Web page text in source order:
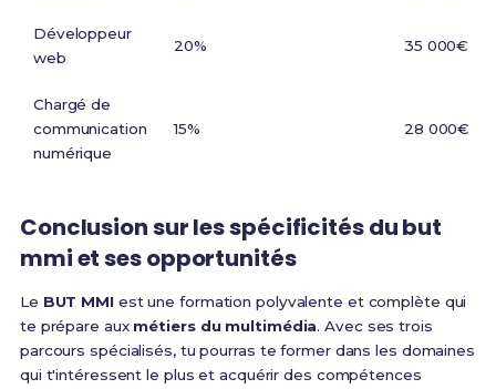
Développeur
web
20% 35 000€
Chargé de
communication
numérique
15% 28 000€
Conclusion sur les spécificités du but
mmi et ses opportunités
Le BUT MMIest une formation polyvalente et complète qui
te prépare aux métiers du multimédia. Avec ses trois
parcours spécialisés, tu pourras te former dans les domaines
qui t'intéressent le plus et acquérir des compétences